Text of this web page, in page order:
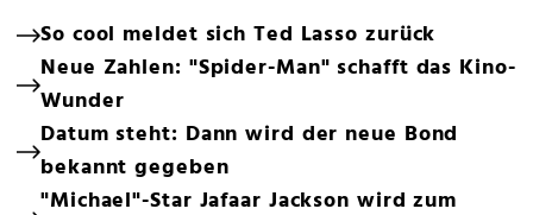
So cool meldet sich Ted Lasso zurück
Neue Zahlen: "Spider-Man" schafft das Kino-
Wunder
Datum steht: Dann wird der neue Bond
bekannt gegeben
"Michael"-Star Jafaar Jackson wird zum